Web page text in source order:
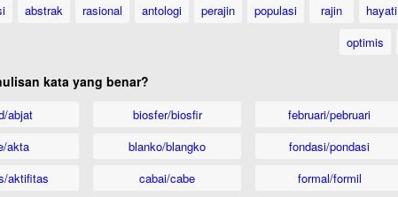
abstrak rasional antologi perajin populasi rajin hayati
optimis
kata yang benar?
abjat
akta
aktifitas
biosfer/biosfir
blanko/blangko
cabai/cabe
februari/pebruari
fondasi/pondasi
formal/formil